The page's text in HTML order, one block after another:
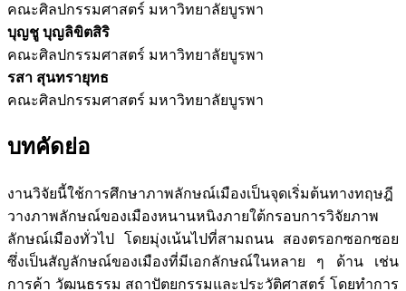
คณะศิลปกรรมศาสตร์ มหาวิทยาลัยบูรพา
บุญชู บุญลิขิตสิริ
คณะศิลปกรรมศาสตร์ มหาวิทยาลัยบูรพา
รสา สุนทรายุทธ
คณะศิลปกรรมศาสตร์ มหาวิทยาลัยบูรพา
บทคัดย่อ
งานวิจัยนี้ใช้การศึกษาภาพลักษณ์เมืองเป็นจุดเริ่มต้นทางทฤษฎี
วางภาพลักษณ์ของเมืองหนานหนิงภายใต้กรอบการวิจัยภาพ
ลักษณ์เมืองทั่วไป โดยมุ่งเน้นไปที่สามถนน สองตรอกซอกซอย
ซึ่งเป็นสัญลักษณ์ของเมืองที่มีเอกลักษณ์ในหลาย ๆ ด้าน เช่น
การค้า วัฒนธรรม สถาปัตยกรรมและประวัติศาสตร์ โดยทำการ